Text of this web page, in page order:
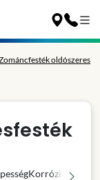
oldószeres
Korróziógátló